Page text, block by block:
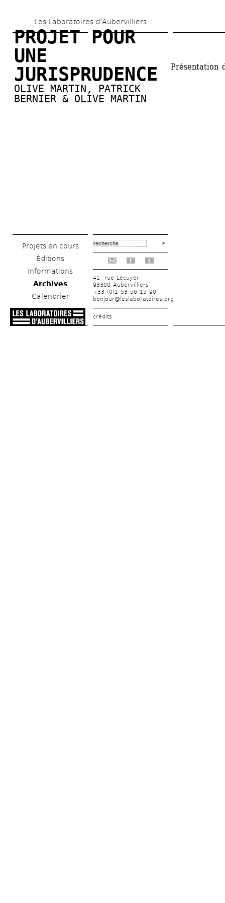
au
contenu
Les Laboratoires d’Aubervilliers
PROJET POUR
UNE
JURISPRUDENCE
OLIVE MARTIN , PATRICK
BERNIER & OLIVE MARTIN
Projets en cours
Éditions
Informations
Archives
Calendrier
f t
41, rue Lécuyer
93300 Aubervilliers
+33 (0)1 53 56 15 90
bonjour@leslaboratoires.org
crédits
Présentation